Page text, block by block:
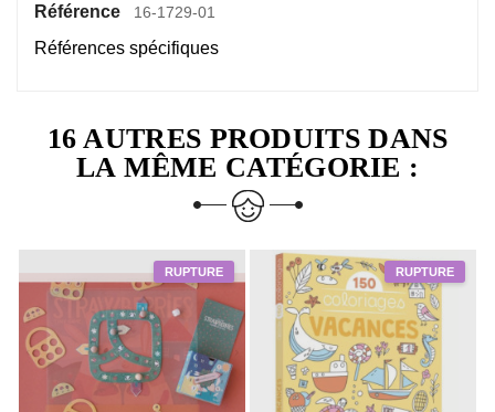
Référence 16-1729-01
Références spécifiques
16 AUTRES PRODUITS DANS
LA MÊME CATÉGORIE :